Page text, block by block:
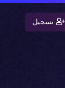
تسجيل